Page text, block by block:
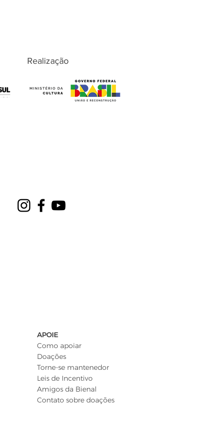
Realização
APOIE
Como apoiar
Doações
Torne-se mantenedor
Leis de Incentivo
Amigos da Bienal
Contato sobre doações